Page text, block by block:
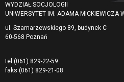
WYDZIAŁ SOCJOLOGII
UNIWERSYTET IM. ADAMA MICKIEWICZA
ul. Szamarzewskiego 89, budynek C
60-568 Poznań
tel.(061) 829-22-59
faks (061) 829-21-08